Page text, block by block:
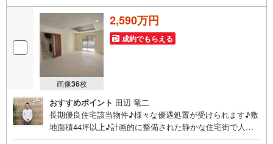
画像36枚
2,590万円
成約でもらえる
おすすめポイント 田辺 竜二
長期優良住宅該当物件♪様々な優遇処置が受けられます♪敷
地面積44坪以上♪計画的に整備された静かな住宅街で人気